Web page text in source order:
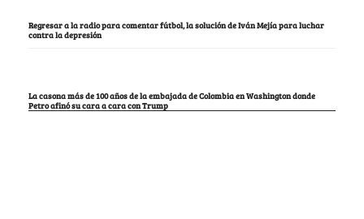
Regresar a la radio para comentar fútbol, la solución de Iván Mejía para luchar
contra la depresión
La casona más de 100 años de la embajada de Colombia en Washington donde
Petro afinó su cara a cara con Trump